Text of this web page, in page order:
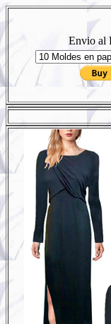
Envio al